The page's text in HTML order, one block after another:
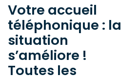
Votre accueil
téléphonique : la
situation
s’améliore !
Toutes les